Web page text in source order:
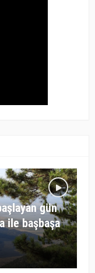
gün
ile başbaşa